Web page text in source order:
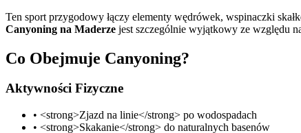
Ten sport przygodowy łączy elementy wędrówek, wspinaczki
Canyoning na Maderze jest szczególnie wyjątkowy ze względu
Co Obejmuje Canyoning?
Aktywności Fizyczne
• <strong>Zjazd na linie</strong> po wodospadach
• <strong>Skakanie</strong> do naturalnych basenów